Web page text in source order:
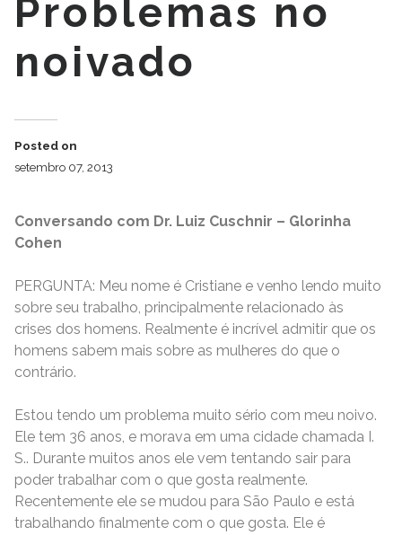
Problemas no
noivado
Posted on
setembro 07, 2013
Conversando com Dr. Luiz Cuschnir – Glorinha
Cohen
PERGUNTA: Meu nome é Cristiane e venho lendo muito
sobre seu trabalho, principalmente relacionado às
crises dos homens. Realmente é incrível admitir que os
homens sabem mais sobre as mulheres do que o
contrário.
Estou tendo um problema muito sério com meu noivo.
Ele tem 36 anos, e morava em uma cidade chamada I.
S.. Durante muitos anos ele vem tentando sair para
poder trabalhar com o que gosta realmente.
Recentemente ele se mudou para São Paulo e está
trabalhando finalmente com o que gosta. Ele é